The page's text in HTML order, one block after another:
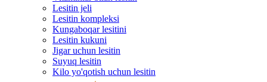
Lesitin jeli
Lesitin kompleksi
Kungaboqar lesitini
Lesitin kukuni
Jigar uchun lesitin
Suyuq lesitin
Kilo yo'qotish uchun lesitin